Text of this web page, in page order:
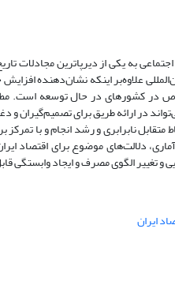
به یکی از دیرپاترین
علاوه‌‌بر اینکه نشان‌دهنده‌
کشورهای در حال توسعه است.
در ارائه طریق برای
نابرابری و رشد انجام و با
دلالت‌های موضوع برای
و تغییر الگوی مصرف و ایجاد وابستگی
ایران